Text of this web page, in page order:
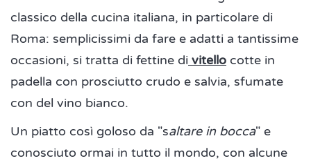
classico della cucina italiana, in particolare di
Roma: semplicissimi da fare e adatti a tantissime
occasioni, si tratta di fettine di vitello cotte in
padella con prosciutto crudo e salvia, sfumate
con del vino bianco.
Un piatto così goloso da "saltare in bocca" e
conosciuto ormai in tutto il mondo, con alcune